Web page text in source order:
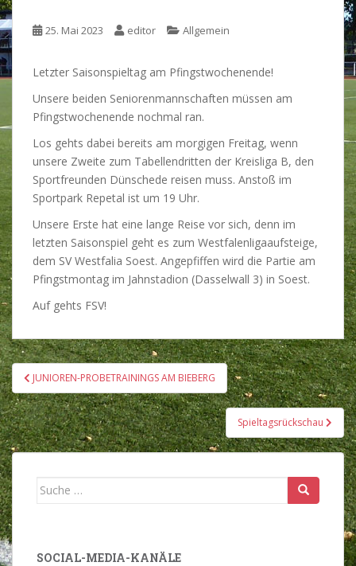
25. Mai 2023 editor Allgemein
Letzter Saisonspieltag am Pfingstwochenende!
Unsere beiden Seniorenmannschaften müssen am
Pfingstwochenende nochmal ran.
Los gehts dabei bereits am morgigen Freitag, wenn
unsere Zweite zum Tabellendritten der Kreisliga B, den
Sportfreunden Dünschede reisen muss. Anstoß im
Sportpark Repetal ist um 19 Uhr.
Unsere Erste hat eine lange Reise vor sich, denn im
letzten Saisonspiel geht es zum Westfalenligaaufsteige,
dem SV Westfalia Soest. Angepfiffen wird die Partie am
Pfingstmontag im Jahnstadion (Dasselwall 3) in Soest.
Auf gehts FSV!
Beitragsnavigation
JUNIOREN-PROBETRAININGS AM BIEBERG
Spieltagsrückschau
Suche
SOCIAL-MEDIA-KANÄLE